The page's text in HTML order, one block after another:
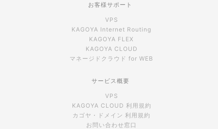
お客様サポート
VPS
KAGOYA Internet Routing
KAGOYA FLEX
KAGOYA CLOUD
マネージドクラウド for WEB
サービス概要
VPS
KAGOYA CLOUD 利用規約
カゴヤ・ドメイン 利用規約
お問い合わせ窓口